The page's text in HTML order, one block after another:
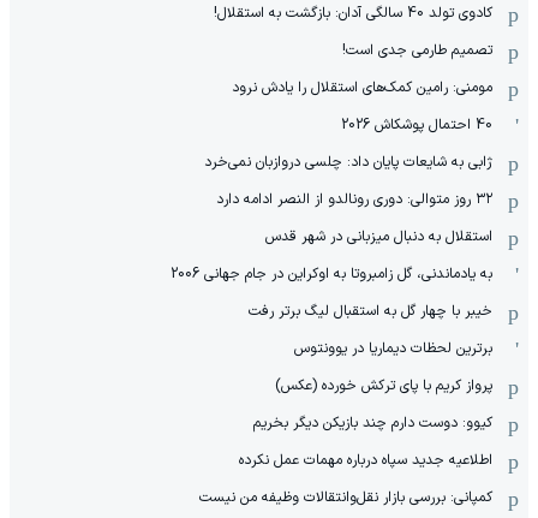
کادوی تولد 40 سالگی آدان: بازگشت به استقلال!
تصمیم طارمی جدی است!
مومنی: رامین کمک‌های استقلال را یادش نرود
40 احتمال پوشکاش 2026
ژابی به شایعات پایان داد: چلسی دروازبان نمی‌خرد
۳۲ روز متوالی: دوری رونالدو از النصر ادامه دارد
استقلال به دنبال میزبانی در شهر قدس
به یادماندنی، گل زامبروتا به اوکراین در جام جهانی 2006
خیبر با چهار گل به استقبال لیگ برتر رفت
برترین لحظات دیماریا در یوونتوس
پرواز کریم با پای ترکش خورده (عکس)
کیوو: دوست دارم چند بازیکن دیگر بخریم
اطلاعیه جدید سپاه درباره مهمات عمل نکرده
کمپانی: بررسی بازار نقل‌وانتقالات وظیفه من نیست